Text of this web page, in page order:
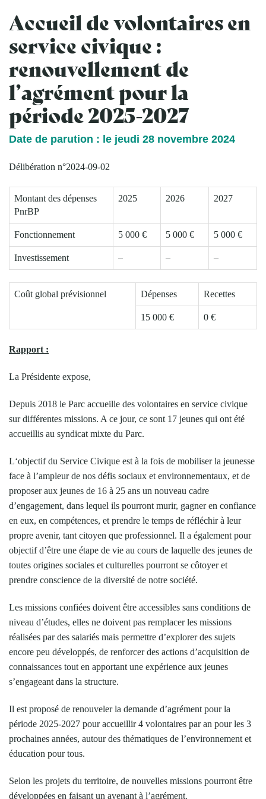
Accueil de volontaires en
service civique :
renouvellement de
l’agrément pour la
période 2025-2027
Date de parution : le jeudi 28 novembre 2024
Délibération n°2024-09-02
Montant des dépenses
PnrBP
2025 2026 2027
Fonctionnement 5 000 € 5 000 € 5 000 €
Investissement – – –
Coût global prévisionnel Dépenses Recettes
15 000 € 0 €
Rapport :
La Présidente expose,
Depuis 2018 le Parc accueille des volontaires en service civique
sur différentes missions. A ce jour, ce sont 17 jeunes qui ont été
accueillis au syndicat mixte du Parc.
L‘objectif du Service Civique est à la fois de mobiliser la jeunesse
face à l’ampleur de nos défis sociaux et environnementaux, et de
proposer aux jeunes de 16 à 25 ans un nouveau cadre
d’engagement, dans lequel ils pourront murir, gagner en confiance
en eux, en compétences, et prendre le temps de réfléchir à leur
propre avenir, tant citoyen que professionnel. Il a également pour
objectif d’être une étape de vie au cours de laquelle des jeunes de
toutes origines sociales et culturelles pourront se côtoyer et
prendre conscience de la diversité de notre société.
Les missions confiées doivent être accessibles sans conditions de
niveau d’études, elles ne doivent pas remplacer les missions
réalisées par des salariés mais permettre d’explorer des sujets
encore peu développés, de renforcer des actions d’acquisition de
connaissances tout en apportant une expérience aux jeunes
s’engageant dans la structure.
Il est proposé de renouveler la demande d’agrément pour la
période 2025-2027 pour accueillir 4 volontaires par an pour les 3
prochaines années, autour des thématiques de l’environnement et
éducation pour tous.
Selon les projets du territoire, de nouvelles missions pourront être
développées en faisant un avenant à l’agrément.